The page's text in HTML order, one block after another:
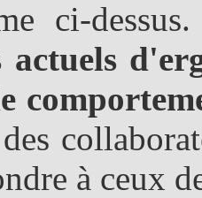
ci-dessus.
actuels
à ceux